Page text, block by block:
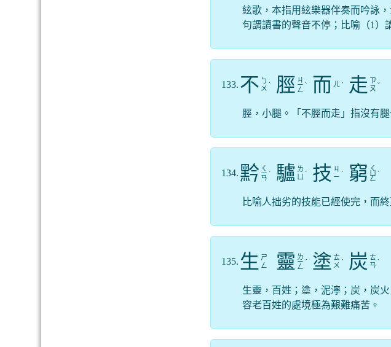
絃歌，本指用絃樂器伴奏而吟詠
句謂讀書的聲音不停；比喻（1）
133. 不 ㄅ
ㄨ ˋ 脛 ㄐ
ㄧ
ㄥ
ˋ 而 ㄦ ˊ 走 ㄗ
ㄡ ˇ
脛，小腿。「不脛而走」指沒有
134. 黔 ㄑ
ㄧ
ㄢ
ˊ 驢 ㄌ
ˊ 技 ㄐ
ㄧ ˋ 窮 ㄑ
ㄩ
ㄥ
ˊ
比喻人拙劣的技能已經使完，而
135. 生 ㄕ
ㄥ
靈 ㄌ
ㄧ
ㄥ
ˊ 塗 ㄊ
ㄨ ˊ 炭 ㄊ
ㄢ ˋ
生靈，百姓；塗，泥濘；炭，炭
容老百姓的處境極為艱難痛苦。